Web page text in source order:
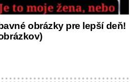
obrázky pre lepší deň!